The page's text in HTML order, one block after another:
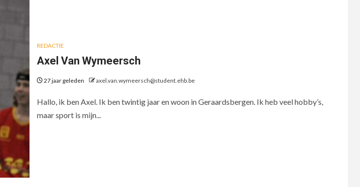
REDACTIE
Axel Van Wymeersch
27 jaar geleden axel.van.wymeersch@student.ehb.be
Hallo, ik ben Axel. Ik ben twintig jaar en woon in Geraardsbergen. Ik heb veel hobby’s,
maar sport is mijn...